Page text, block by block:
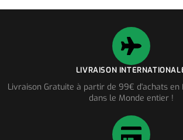
LIVRAISON
Livraison Gratuite à partir de 99€ d'achats en
dans le Monde entier !